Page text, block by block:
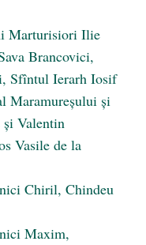
Marturisiori Ilie
Brancovici,
Sfîntul Ierarh Iosif
Maramureșului și
Valentin
Vasile de la
Chiril, Chindeu
Maxim,